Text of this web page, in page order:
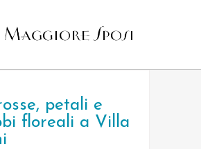
petali e
floreali a Villa